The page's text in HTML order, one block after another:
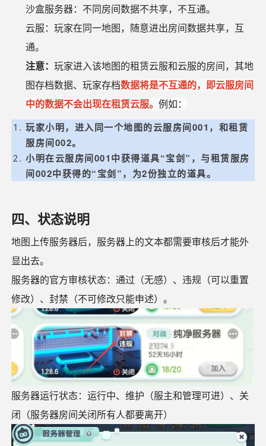
沙盒服务器：不同房间数据不共享，不互通。
云服：玩家在同一地图，随意进出房间数据共享，互
通。
注意：玩家进入该地图的租赁云服和云服的房间，其地
图存档数据、玩家存档数据将是不互通的，即云服房间
中的数据不会出现在租赁云服。例如：
玩家小明，进入同一个地图的云服房间001，和租赁
服房间002。
小明在云服房间001中获得道具“宝剑”，与租赁服房
间002中获得的“宝剑”，为2份独立的道具。
四、状态说明
地图上传服务器后，服务器上的文本都需要审核后才能外
显出去。
服务器的官方审核状态：通过（无感）、违规（可以重置
修改）、封禁（不可修改只能申述）。
服务器运行状态：运行中、维护（服主和管理可进）、关
闭（服务器房间关闭所有人都要离开）